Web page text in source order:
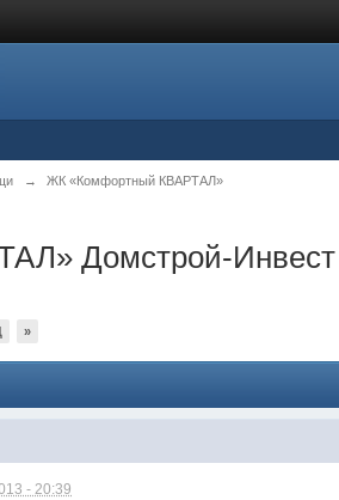
→ ЖК «Комфортный КВАРТАЛ»
Домстрой-Инвест
»
- 20:39